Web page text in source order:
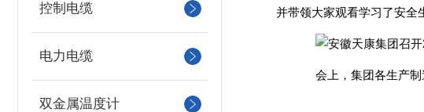
控制电缆
电力电缆
双金属温度计
并带领大家观看学习了安全
会上，集团各生产